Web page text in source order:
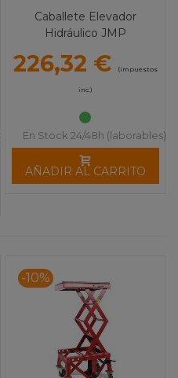
Caballete Elevador
Hidráulico JMP
226,32 € (impuestos
inc.)
En Stock 24/48h (laborables)
AÑADIR AL CARRITO
-10%